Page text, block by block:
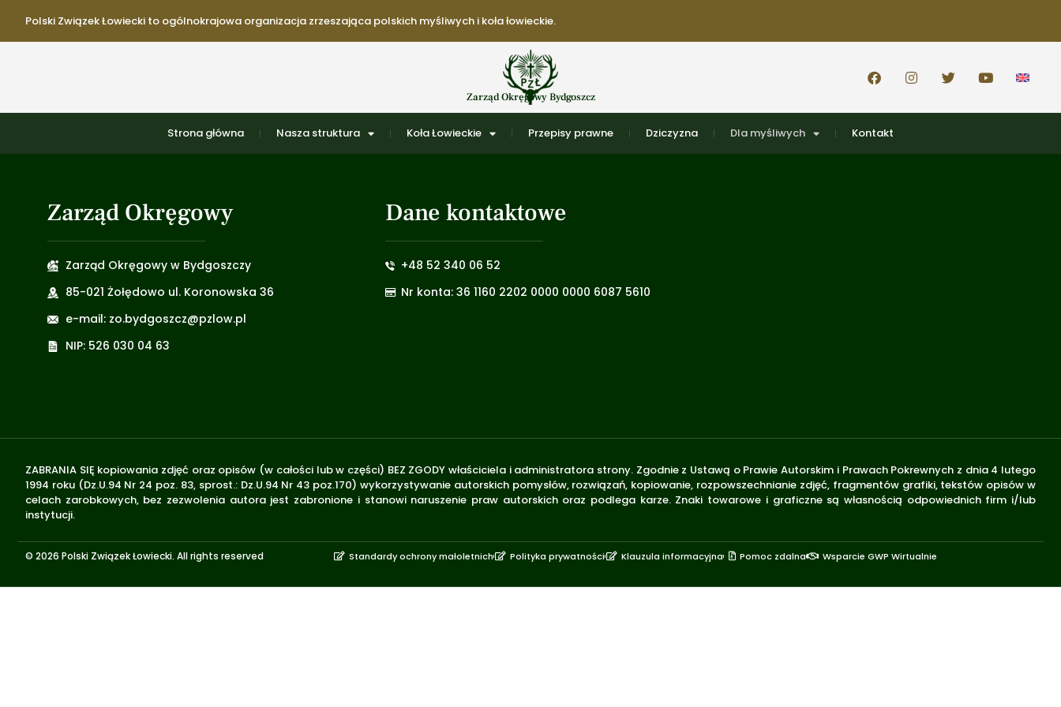
Polski Związek Łowiecki to ogólnokrajowa organizacja zrzeszająca polskich myśliwych i koła łowieckie.
Zarząd Okręgowy Bydgoszcz
Strona główna Nasza struktura Koła Łowieckie Przepisy prawne Dziczyzna Dla myśliwych Kontakt
Zarząd Okręgowy
Zarząd Okręgowy w Bydgoszczy
85-021 Żołędowo ul. Koronowska 36
e-mail: zo.bydgoszcz@pzlow.pl
NIP: 526 030 04 63
Dane kontaktowe
+48 52 340 06 52
Nr konta: 36 1160 2202 0000 0000 6087 5610
ZABRANIA SIĘ kopiowania zdjęć oraz opisów (w całości lub w części) BEZ ZGODY właściciela i administratora strony. Zgodnie z Ustawą o Prawie Autorskim i Prawach Pokrewnych z dnia 4 lutego
1994 roku (Dz.U.94 Nr 24 poz. 83, sprost.: Dz.U.94 Nr 43 poz.170) wykorzystywanie autorskich pomysłów, rozwiązań, kopiowanie, rozpowszechnianie zdjęć, fragmentów grafiki, tekstów opisów w
celach zarobkowych, bez zezwolenia autora jest zabronione i stanowi naruszenie praw autorskich oraz podlega karze. Znaki towarowe i graficzne są własnością odpowiednich firm i/lub
instytucji.
© 2026 Polski Związek Łowiecki. All rights reserved Standardy ochrony małoletnich Polityka prywatności Klauzula informacyjna Pomoc zdalna Wsparcie GWP Wirtualnie